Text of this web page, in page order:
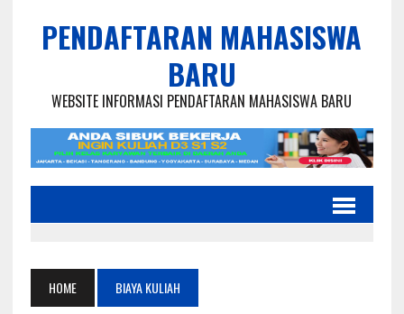
PENDAFTARAN MAHASISWA
BARU
WEBSITE INFORMASI PENDAFTARAN MAHASISWA BARU
HOME BIAYA KULIAH